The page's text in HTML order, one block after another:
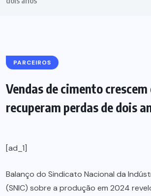
PARCEIROS
Vendas de cimento
recuperam perdas de dois
[ad_1]
Balanço do Sindicato Nacional da
(SNIC) sobre a produção em 2024